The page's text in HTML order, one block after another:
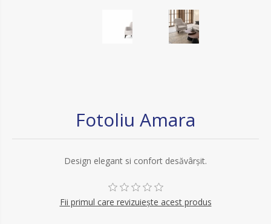
Fotoliu Amara
Design elegant si confort desăvârșit.
Fii primul care revizuiește acest produs